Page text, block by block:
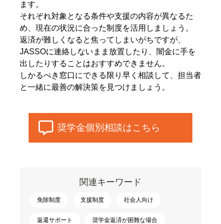
ます。
それぞれ対象となる条件や支援の内容が異なるた
め、現在の状況に合った制度を活用しましょう。
返済が難しくなると焦ってしまいがちですが、
JASSOに連絡しないまま放置したり、闇金に手を
出したりすることはおすすめできません。
しかるべき窓口にできる限り早く相談して、担当者
と一緒に最善の解決策を見つけましょう。
奨学金個別相談はこちら
関連キーワード
免除制度 支援制度 社会人向け
返還サポート 奨学金返済が困難な場合